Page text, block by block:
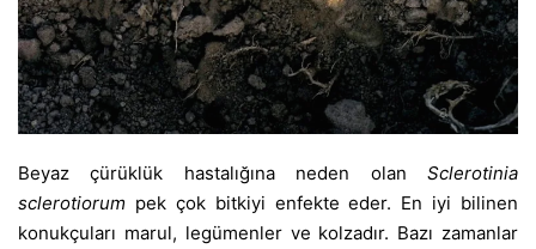
Beyaz çürüklük hastalığına neden olan Sclerotinia
sclerotiorum pek çok bitkiyi enfekte eder. En iyi bilinen
konukçuları marul, legümenler ve kolzadır. Bazı zamanlar